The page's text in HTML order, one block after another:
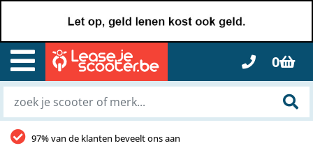
0
97% van de klanten beveelt ons aan